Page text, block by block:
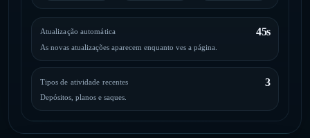
Atualização automática 45s
As novas atualizações aparecem enquanto ves a página.
Tipos de atividade recentes 3
Depósitos, planos e saques.